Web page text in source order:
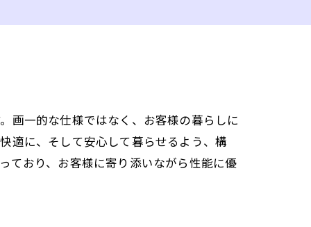
画一的な仕様ではなく、お客様の暮らしに
適に、そして安心して暮らせるよう、構
ており、お客様に寄り添いながら性能に優